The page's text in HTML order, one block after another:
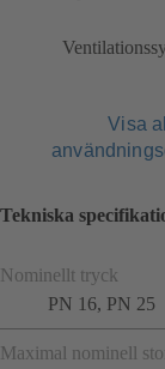
Visa
Tekniska
Nominellt tryck
PN 16, PN 25
Maximal nominell